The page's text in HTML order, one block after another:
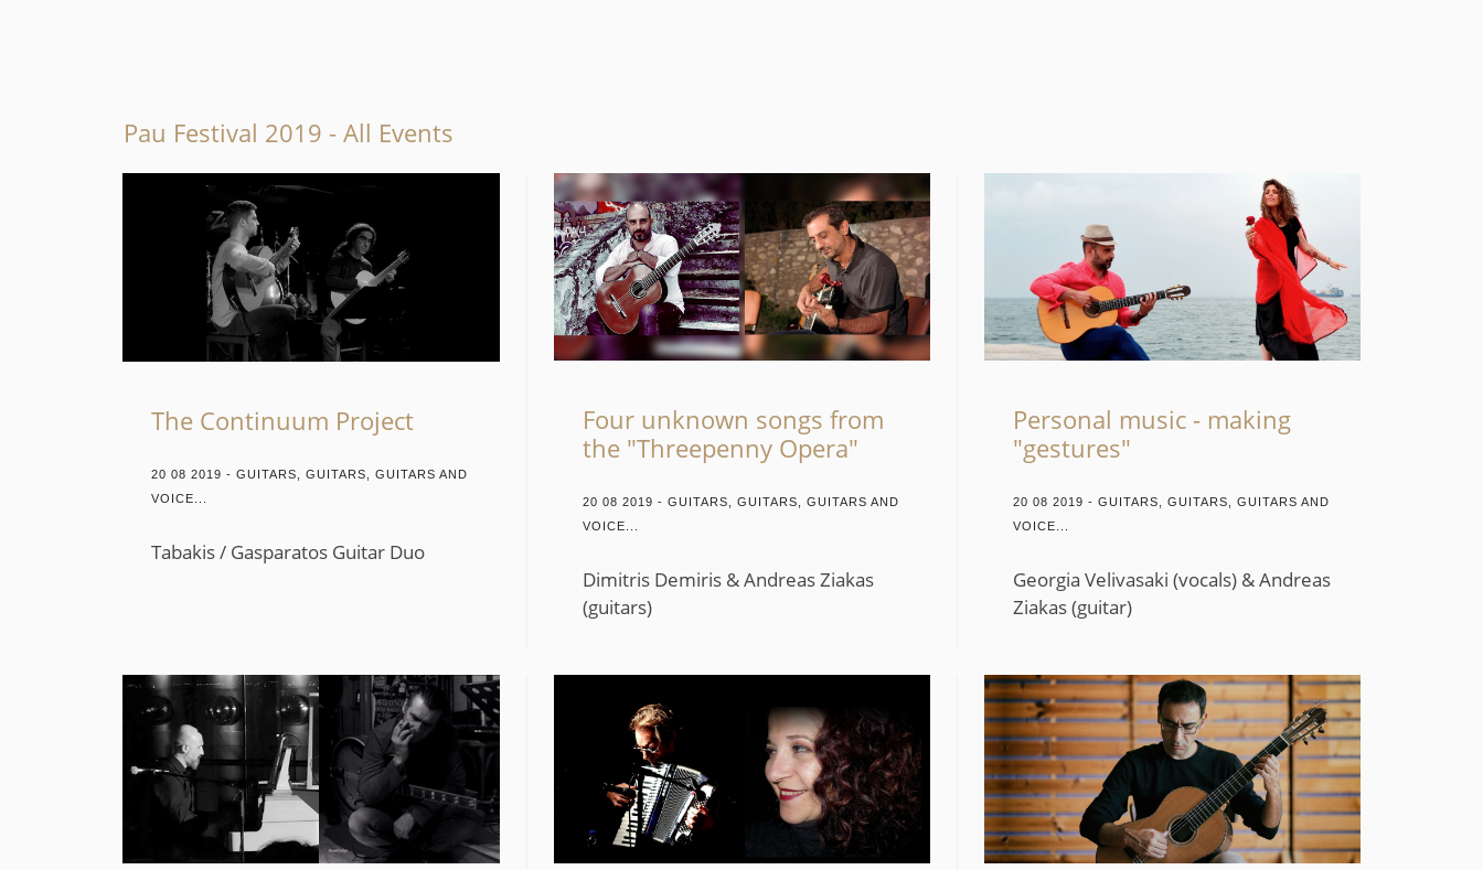
Pau Festival 2019 - All Events
The Continuum Project
20 08 2019 - GUITARS, GUITARS, GUITARS AND
VOICE...
Tabakis / Gasparatos Guitar Duo
Four unknown songs from
the "Threepenny Opera"
20 08 2019 - GUITARS, GUITARS, GUITARS AND
VOICE...
Dimitris Demiris & Andreas Ziakas
(guitars)
Personal music - making
"gestures"
20 08 2019 - GUITARS, GUITARS, GUITARS AND
VOICE...
Georgia Velivasaki (vocals) & Andreas
Ziakas (guitar)